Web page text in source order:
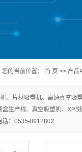
您的当前位置： 首 页 >> 产品
、片材吸塑机、高速真空吸
生产线、真空吸塑机、XPS
话：0535-8912802